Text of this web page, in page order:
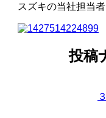
スズキの当社担当
投稿